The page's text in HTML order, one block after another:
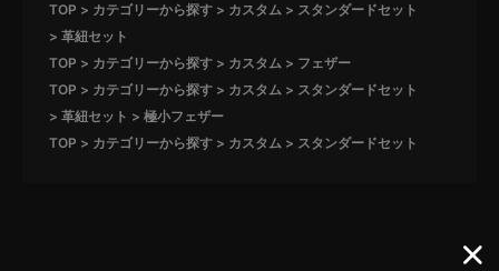
TOP
カテゴリーから探す カスタム
スタンダードセット
革紐セット
TOP
カテゴリーから探す カスタム
フェザー
TOP
カテゴリーから探す カスタム
スタンダードセット
革紐セット
極小フェザー
TOP
カテゴリーから探す カスタム スタンダードセット